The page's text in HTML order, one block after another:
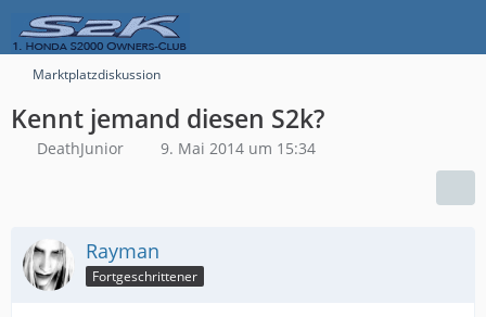
Marktplatzdiskussion
Kennt jemand diesen S2k?
DeathJunior 9. Mai 2014 um 15:34
Rayman
Fortgeschrittener